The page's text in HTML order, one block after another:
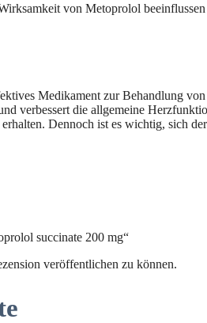
von Metoprolol
Medikament zur Behandlung
verbessert die allgemeine
Dennoch ist es wichtig, sich
succinate 200 mg“
veröffentlichen zu können.